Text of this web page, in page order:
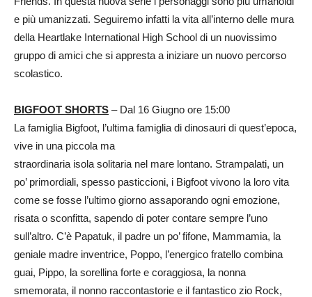
e più umanizzati. Seguiremo infatti la vita all’interno delle mura
della Heartlake International High School di un nuovissimo
gruppo di amici che si appresta a iniziare un nuovo percorso
scolastico.
BIGFOOT SHORTS – Dal 16 Giugno ore 15:00
La famiglia Bigfoot, l’ultima famiglia di dinosauri di quest’epoca,
vive in una piccola ma
straordinaria isola solitaria nel mare lontano. Strampalati, un
po’ primordiali, spesso pasticcioni, i Bigfoot vivono la loro vita
come se fosse l’ultimo giorno assaporando ogni emozione,
risata o sconfitta, sapendo di poter contare sempre l’uno
sull’altro. C’è Papatuk, il padre un po’ fifone, Mammamia, la
geniale madre inventrice, Poppo, l’energico fratello combina
guai, Pippo, la sorellina forte e coraggiosa, la nonna
smemorata, il nonno raccontastorie e il fantastico zio Rock,